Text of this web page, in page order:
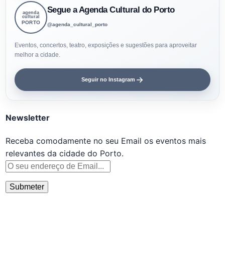
agenda
cultural
PORTO
Segue a Agenda Cultural do Porto
@agenda_cultural_porto
Eventos, concertos, teatro, exposições e sugestões para aproveitar
melhor a cidade.
Seguir no Instagram
Newsletter
Receba comodamente no seu Email os eventos mais
relevantes da cidade do Porto.